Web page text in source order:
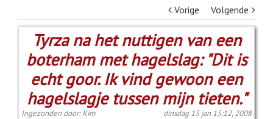
Vorige Volgende
Tyrza na het nuttigen van een
boterham met hagelslag: "Dit is
echt goor. Ik vind gewoon een
hagelslagje tussen mijn tieten."
Ingezonden door: Kim dinsdag 15 jan 15:12, 2008